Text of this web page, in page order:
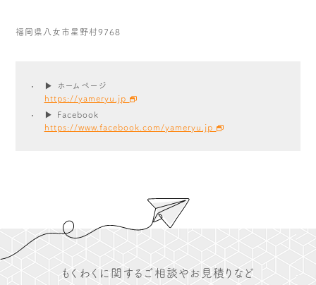
福岡県八女市星野村9768
▶ ホームページ
https://yameryu.jp
▶ Facebook
https://www.facebook.com/yameryu.jp
もくわくに関するご相談やお見積りなど